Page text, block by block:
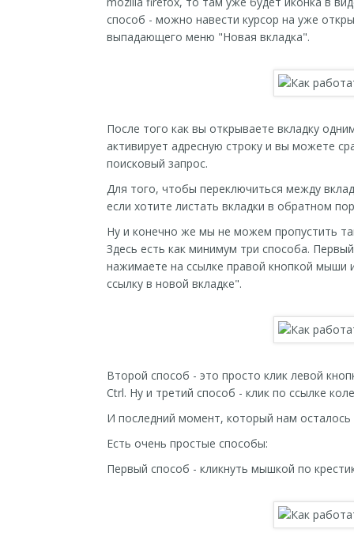
способ - можно навести курсор на уже
выпадающего меню "Новая вкладка".
После того как вы открываете вкладку
активирует адресную строку и вы можете
поисковый запрос.
Для того, чтобы переключиться между
если хотите листать вкладки в обратном
Ну и конечно же мы не можем пропустить
Здесь есть как минимум три способа.
нажимаете на ссылке правой кнопкой
ссылку в новой вкладке".
Второй способ - это просто клик левой
Ctrl. Ну и третий способ - клик по ссылке
И последний момент, который нам осталось
Есть очень простые способы:
Первый способ - кликнуть мышкой по